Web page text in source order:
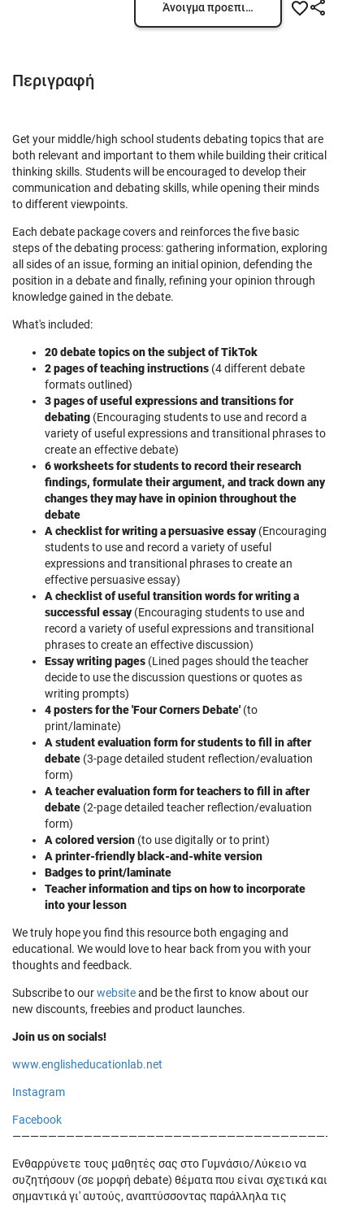
Άνοιγμα προεπισκόπησης
Περιγραφή
Get your middle/high school students debating topics that are
both relevant and important to them while building their critical
thinking skills. Students will be encouraged to develop their
communication and debating skills, while opening their minds
to different viewpoints.
Each debate package covers and reinforces the five basic
steps of the debating process: gathering information, exploring
all sides of an issue, forming an initial opinion, defending the
position in a debate and finally, refining your opinion through
knowledge gained in the debate.
What's included:
20 debate topics on the subject of TikTok
2 pages of teaching instructions (4 different debate
formats outlined)
3 pages of useful expressions and transitions for
debating (Encouraging students to use and record a
variety of useful expressions and transitional phrases to
create an effective debate)
6 worksheets for students to record their research
findings, formulate their argument, and track down any
changes they may have in opinion throughout the
debate
A checklist for writing a persuasive essay(Encouraging
students to use and record a variety of useful
expressions and transitional phrases to create an
effective persuasive essay)
A checklist of useful transition words for writing a
successful essay(Encouraging students to use and
record a variety of useful expressions and transitional
phrases to create an effective discussion)
Essay writing pages (Lined pages should the teacher
decide to use the discussion questions or quotes as
writing prompts)
4 posters for the 'Four Corners Debate' (to
print/laminate)
A student evaluation form for students to fill in after
debate (3-page detailed student reflection/evaluation
form)
A teacher evaluation form for teachers to fill in after
debate (2-page detailed teacher reflection/evaluation
form)
A colored version (to use digitally or to print)
A printer-friendly black-and-white version
Badges to print/laminate
Teacher information and tips on how to incorporate
into your lesson
We truly hope you find this resource both engaging and
educational. We would love to hear back from you with your
thoughts and feedback.
Subscribe to ourwebsiteand be the first to know about our
new discounts, freebies and product launches.
Join us on socials!
www.englisheducationlab.net
Instagram
Facebook
Ενθαρρύνετε τους μαθητές σας στο Γυμνάσιο/Λύκειο να
συζητήσουν (σε μορφή debate) θέματα που είναι σχετικά και
σημαντικά γι' αυτούς, αναπτύσσοντας παράλληλα τις